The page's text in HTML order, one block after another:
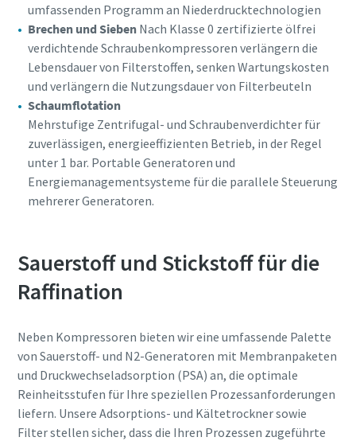
umfassenden Programm an Niederdrucktechnologien
Brechen und Sieben Nach Klasse 0 zertifizierte ölfrei
verdichtende Schraubenkompressoren verlängern die
Lebensdauer von Filterstoffen, senken Wartungskosten
und verlängern die Nutzungsdauer von Filterbeuteln
Schaumflotation
Mehrstufige Zentrifugal- und Schraubenverdichter für
zuverlässigen, energieeffizienten Betrieb, in der Regel
unter 1 bar. Portable Generatoren und
Energiemanagementsysteme für die parallele Steuerung
mehrerer Generatoren.
Sauerstoff und Stickstoff für die
Raffination
Neben Kompressoren bieten wir eine umfassende Palette
von Sauerstoff- und N2-Generatoren mit Membranpaketen
und Druckwechseladsorption (PSA) an, die optimale
Reinheitsstufen für Ihre speziellen Prozessanforderungen
liefern. Unsere Adsorptions- und Kältetrockner sowie
Filter stellen sicher, dass die Ihren Prozessen zugeführte